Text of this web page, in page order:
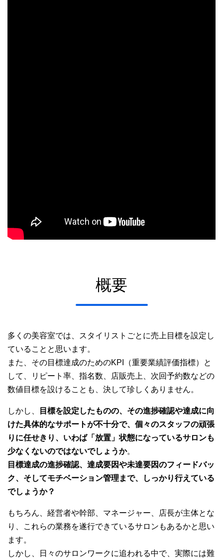
概要
多くの美容室では、スタイリストごとに売上目標を設定し
ていることと思います。
また、その目標達成のためのKPI（重要業績評価指標）と
して、リピート率、指名数、店販売上、次回予約数などの
数値目標を設けることも、決して珍しくありません。
しかし、
目標を設定したものの、その進捗確認や達成に向
けた具体的なサポートが不十分で、個々のスタッフの頑張
りに任せきり、いわば「放置」状態になっているサロンも
少なくないのではないでしょうか。
目標達成の進捗確認、達成要因や未達要因のフィードバッ
ク、そしてモチベーション管理まで、しっかり行えている
でしょうか？
もちろん、経営者や幹部、マネージャー、店長が主体とな
り、これらの業務を遂行できているサロンもあるかと思い
ます。
しかし、日々のサロンワークに追われる中で、実際には難